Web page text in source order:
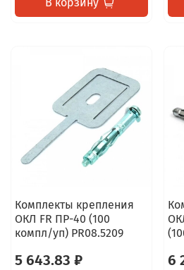
Комплекты крепления
ОКЛ FR ПР-40 (100
компл/уп) PR08.5209
5 643.83 ₽ 6